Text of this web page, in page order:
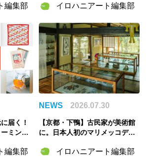
Tokyo
編集部
在・琅燦イロハニアート編集部
届く！
ミング
シャル
編集部
NEWS 2026.07.30
【京都・下鴨】古民家が美術館
に。日本人初のマリメッコデザ
どる「WAKISAKA KATSUJI /S
イロハニアート編集部